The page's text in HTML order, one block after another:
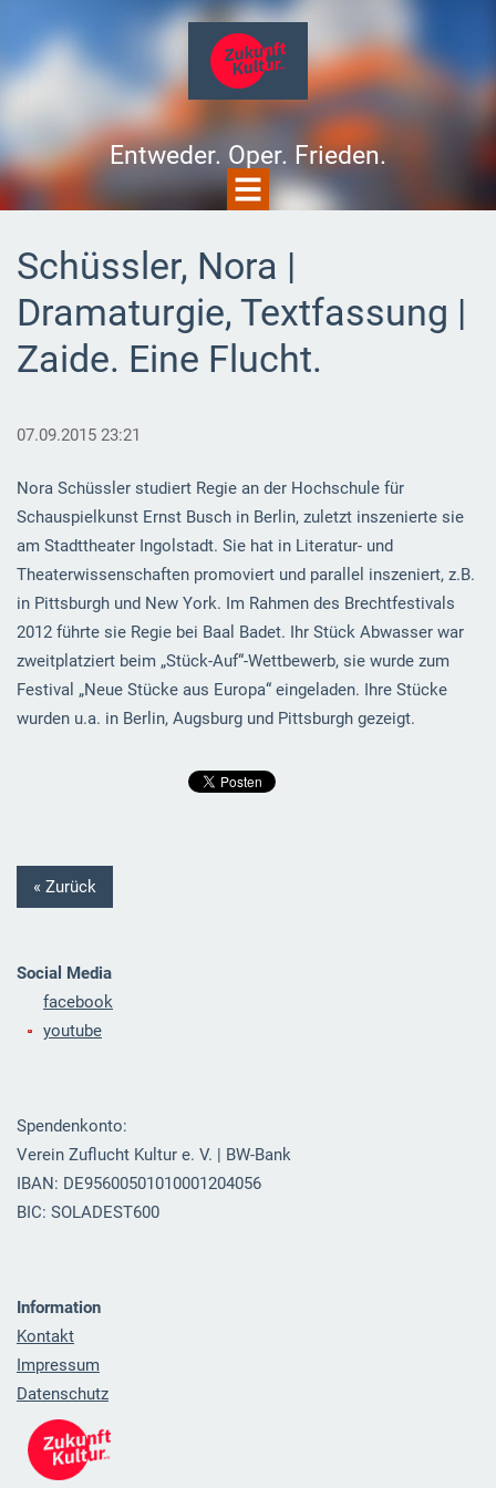
Entweder. Oper. Frieden.
Schüssler, Nora |
Dramaturgie, Textfassung |
Zaide. Eine Flucht.
07.09.2015 23:21
Nora Schüssler studiert Regie an der Hochschule für
Schauspielkunst Ernst Busch in Berlin, zuletzt inszenierte sie
am Stadttheater Ingolstadt. Sie hat in Literatur- und
Theaterwissenschaften promoviert und parallel inszeniert, z.B.
in Pittsburgh und New York. Im Rahmen des Brechtfestivals
2012 führte sie Regie bei Baal Badet. Ihr Stück Abwasser war
zweitplatziert beim „Stück-Auf“-Wettbewerb, sie wurde zum
Festival „Neue Stücke aus Europa“ eingeladen. Ihre Stücke
wurden u.a. in Berlin, Augsburg und Pittsburgh gezeigt.
« Zurück
Social Media
facebook
youtube
Spendenkonto:
Verein Zuflucht Kultur e. V. | BW-Bank
IBAN: DE95600501010001204056
BIC: SOLADEST600
Information
Kontakt
Impressum
Datenschutz